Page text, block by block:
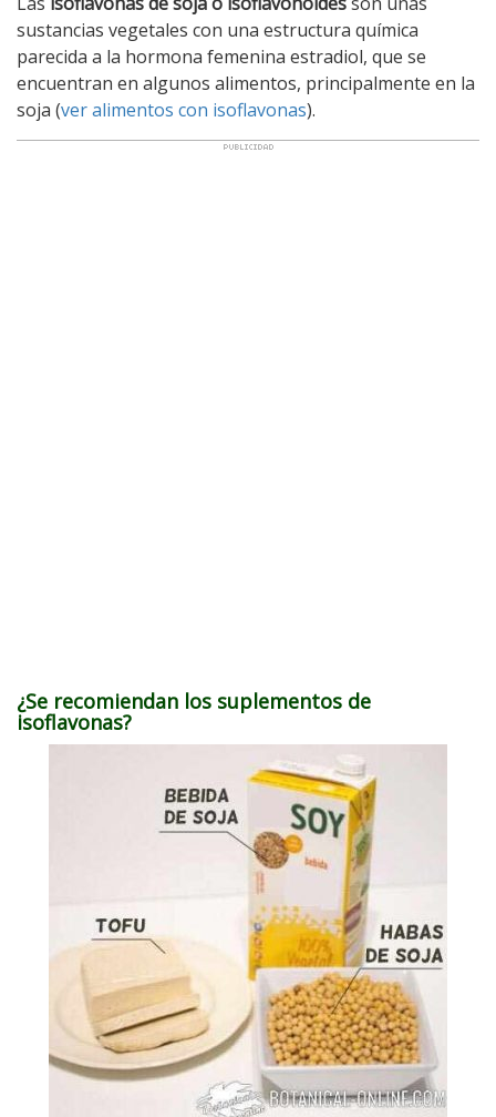
sustancias vegetales con una estructura química
parecida a la hormona femenina estradiol, que se
encuentran en algunos alimentos, principalmente en la
soja (ver alimentos con isoflavonas).
¿Se recomiendan los suplementos de
isoflavonas?